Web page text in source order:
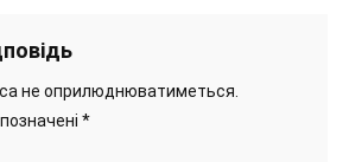
не оприлюднюватиметься.
*